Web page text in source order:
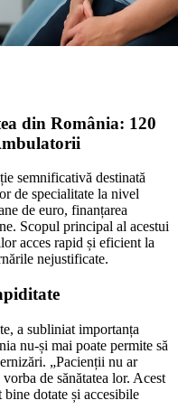
din România: 120
semnificativă destinată
de specialitate la nivel
de euro, finanțarea
Scopul principal al acestui
acces rapid și eficient la
nejustificate.
a subliniat importanța
nu-și mai poate permite să
„Pacienții nu ar
de sănătatea lor. Acest
dotate și accesibile